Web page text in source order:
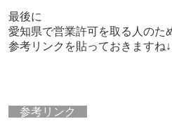
最後に
愛知県で営業許可を取る人のた
参考リンクを貼っておきますね
参考リンク